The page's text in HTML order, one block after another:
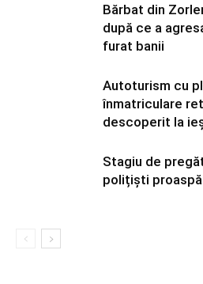
Bărbat din
după ce a
furat banii
Autoturism cu
înmatriculare
descoperit la
Stagiu de
polițiști